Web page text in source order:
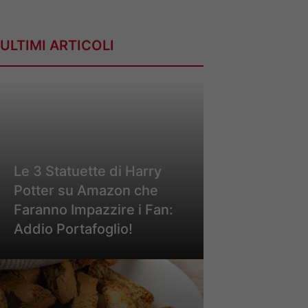
ULTIMI ARTICOLI
Le 3 Statuette di Harry
Potter su Amazon che
Faranno Impazzire i Fan:
Addio Portafoglio!